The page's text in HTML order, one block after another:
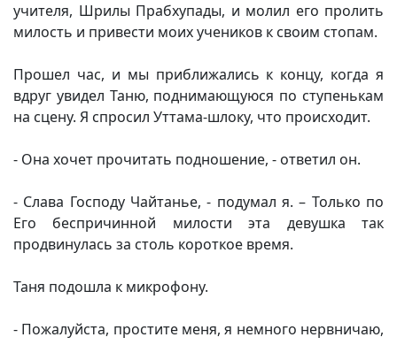
учителя, Шрилы Прабхупады, и молил его пролить
милость и привести моих учеников к своим стопам.
Прошел час, и мы приближались к концу, когда я
вдруг увидел Таню, поднимающуюся по ступенькам
на сцену. Я спросил Уттама-шлоку, что происходит.
- Она хочет прочитать подношение, - ответил он.
- Слава Господу Чайтанье, - подумал я. – Только по
Его беспричинной милости эта девушка так
продвинулась за столь короткое время.
Таня подошла к микрофону.
- Пожалуйста, простите меня, я немного нервничаю,